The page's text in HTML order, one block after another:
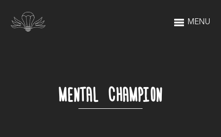
MENU
MENTAL CHAMPION